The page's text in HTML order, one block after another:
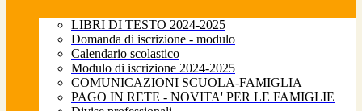
LIBRI DI TESTO 2024-2025
Domanda di iscrizione - modulo
Calendario scolastico
Modulo di iscrizione 2024-2025
COMUNICAZIONI SCUOLA-FAMIGLIA
PAGO IN RETE - NOVITA' PER LE FAMIGLIE